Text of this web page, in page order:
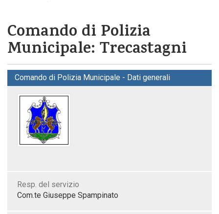
Comando di Polizia
Municipale: Trecastagni
Comando di Polizia Municipale - Dati generali
Resp. del servizio
Com.te Giuseppe Spampinato